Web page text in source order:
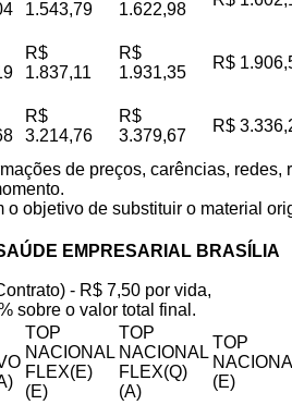
1.543,79
1.622,98
R$
1.837,11
R$
1.931,35
R$
R$
3.214,76
R$
3.379,67
R$
de preços, carências,
o objetivo de substituir o material
EMPRESARIAL BRASÍLIA
- R$ 7,50 por vida,
sobre o valor total final.
TOP
NACIONAL
FLEX(E)
(E)
TOP
NACIONAL
FLEX(Q)
(A)
TOP
(E)